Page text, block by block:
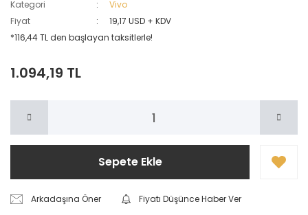
Kategori
Vivo
Fiyat
19,17 USD + KDV
*116,44 TL den başlayan taksitlerle!
1.094,19 TL
Sepete Ekle
Arkadaşına Öner
Fiyatı Düşünce Haber Ver